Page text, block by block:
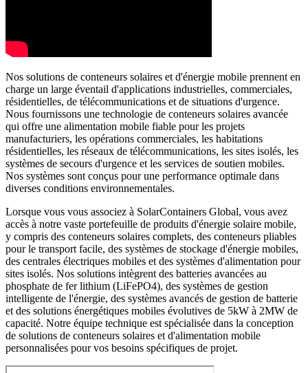
Nos solutions de conteneurs solaires et d'énergie mobile prennent en
charge un large éventail d'applications industrielles, commerciales,
résidentielles, de télécommunications et de situations d'urgence.
Nous fournissons une technologie de conteneurs solaires avancée
qui offre une alimentation mobile fiable pour les projets
manufacturiers, les opérations commerciales, les habitations
résidentielles, les réseaux de télécommunications, les sites isolés, les
systèmes de secours d'urgence et les services de soutien mobiles.
Nos systèmes sont conçus pour une performance optimale dans
diverses conditions environnementales.
Lorsque vous vous associez à SolarContainers Global, vous avez
accès à notre vaste portefeuille de produits d'énergie solaire mobile,
y compris des conteneurs solaires complets, des conteneurs pliables
pour le transport facile, des systèmes de stockage d'énergie mobiles,
des centrales électriques mobiles et des systèmes d'alimentation pour
sites isolés. Nos solutions intègrent des batteries avancées au
phosphate de fer lithium (LiFePO4), des systèmes de gestion
intelligente de l'énergie, des systèmes avancés de gestion de batterie
et des solutions énergétiques mobiles évolutives de 5kW à 2MW de
capacité. Notre équipe technique est spécialisée dans la conception
de solutions de conteneurs solaires et d'alimentation mobile
personnalisées pour vos besoins spécifiques de projet.